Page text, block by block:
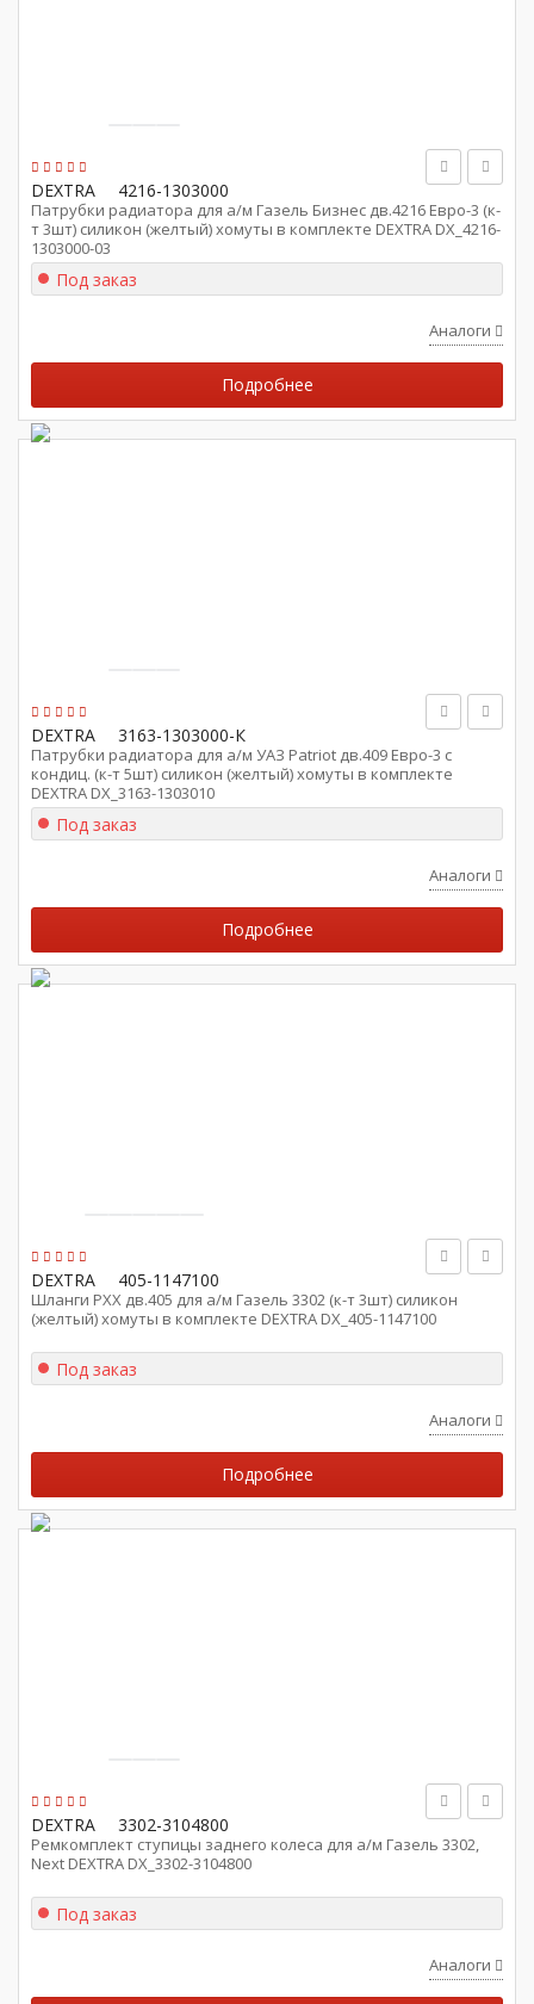
DEXTRA 4216-1303000
Патрубки радиатора для а/м Газель Бизнес дв.4216 Евро-3 (к-
т 3шт) силикон (желтый) хомуты в комплекте DEXTRA DX_4216-
1303000-03
Под заказ
Аналоги
Подробнее
DEXTRA 3163-1303000-К
Патрубки радиатора для а/м УАЗ Patriot дв.409 Евро-3 с
кондиц. (к-т 5шт) силикон (желтый) хомуты в комплекте
DEXTRA DX_3163-1303010
Под заказ
Аналоги
Подробнее
DEXTRA 405-1147100
Шланги РХХ дв.405 для а/м Газель 3302 (к-т 3шт) силикон
(желтый) хомуты в комплекте DEXTRA DX_405-1147100
Под заказ
Аналоги
Подробнее
DEXTRA 3302-3104800
Ремкомплект ступицы заднего колеса для а/м Газель 3302,
Next DEXTRA DX_3302-3104800
Под заказ
Аналоги